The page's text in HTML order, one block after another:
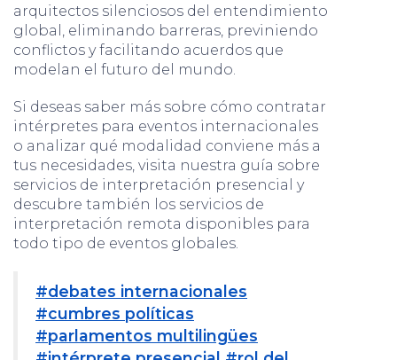
arquitectos silenciosos del entendimiento
global, eliminando barreras, previniendo
conflictos y facilitando acuerdos que
modelan el futuro del mundo.
Si deseas saber más sobre cómo contratar
intérpretes para eventos internacionales
o analizar qué modalidad conviene más a
tus necesidades, visita nuestra guía sobre
servicios de interpretación presencial y
descubre también los servicios de
interpretación remota disponibles para
todo tipo de eventos globales.
#debates internacionales
#cumbres políticas
#parlamentos multilingües